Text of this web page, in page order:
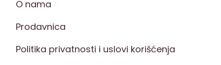
O nama
Prodavnica
Politika privatnosti i uslovi korišćenja